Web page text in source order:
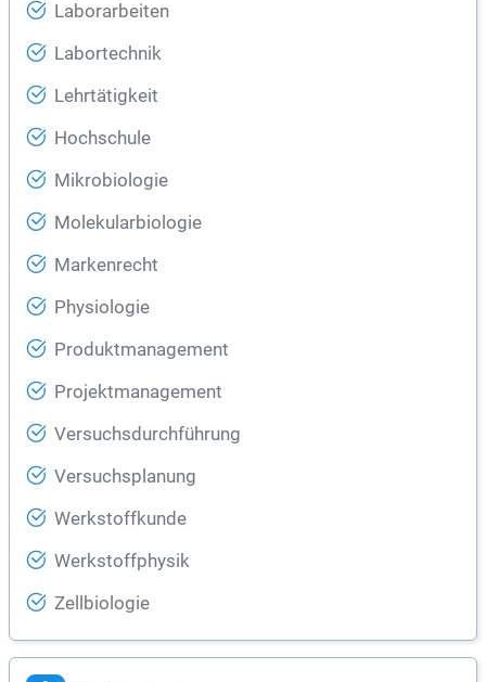
Laborarbeiten
Labortechnik
Lehrtätigkeit
Hochschule
Mikrobiologie
Molekularbiologie
Markenrecht
Physiologie
Produktmanagement
Projektmanagement
Versuchsdurchführung
Versuchsplanung
Werkstoffkunde
Werkstoffphysik
Zellbiologie